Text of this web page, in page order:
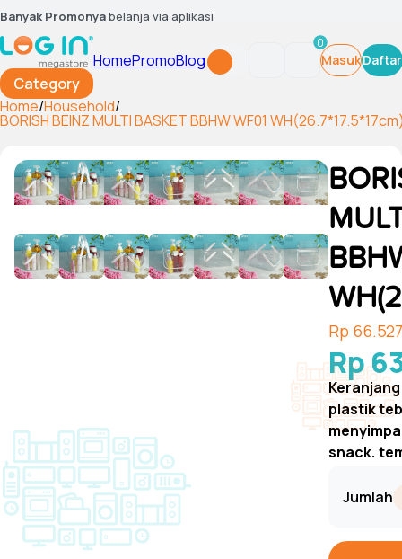
Banyak Promonyabelanja via aplikasi
Category
HomePromoBlog
0
MasukDaftar
Home/Household/
BORISH BEINZ MULTI BASKET BBHW WF01
Rp 66.527
Rp
plastik
snack,
Jumlah